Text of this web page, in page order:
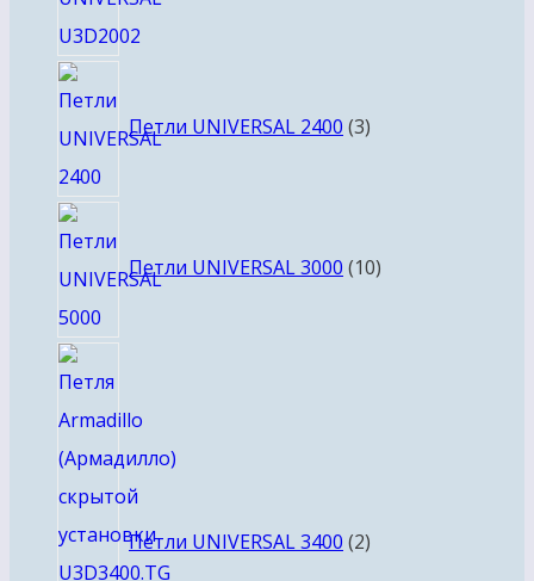
Петли UNIVERSAL 2400 3товара
Петли UNIVERSAL 3000 10товаров
Петли UNIVERSAL 3400 2